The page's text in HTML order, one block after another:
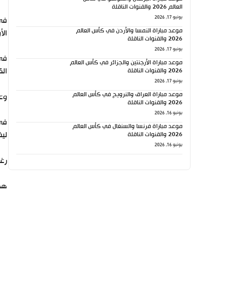
العالم 2026 والقنوات الناقلة
يونيو 17, 2026
موعد مباراة النمسا والأردن في كأس العالم
2026 والقنوات الناقلة
يونيو 17, 2026
موعد مباراة الأرجنتين والجزائر في كأس العالم
2026 والقنوات الناقلة
يونيو 17, 2026
موعد مباراة العراق والنرويج في كأس العالم
2026 والقنوات الناقلة
يونيو 16, 2026
موعد مباراة فرنسا والسنغال في كأس العالم
2026 والقنوات الناقلة
يونيو 16, 2026